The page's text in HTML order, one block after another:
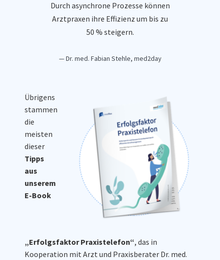
Durch asynchrone Prozesse können
Arztpraxen ihre Effizienz um bis zu
50 % steigern.
— Dr. med. Fabian Stehle, med2day
Übrigens
stammen
die
meisten
dieser
Tipps
aus
unserem
E-Book
„Erfolgsfaktor Praxistelefon“, das in
Kooperation mit Arzt und Praxisberater Dr. med.